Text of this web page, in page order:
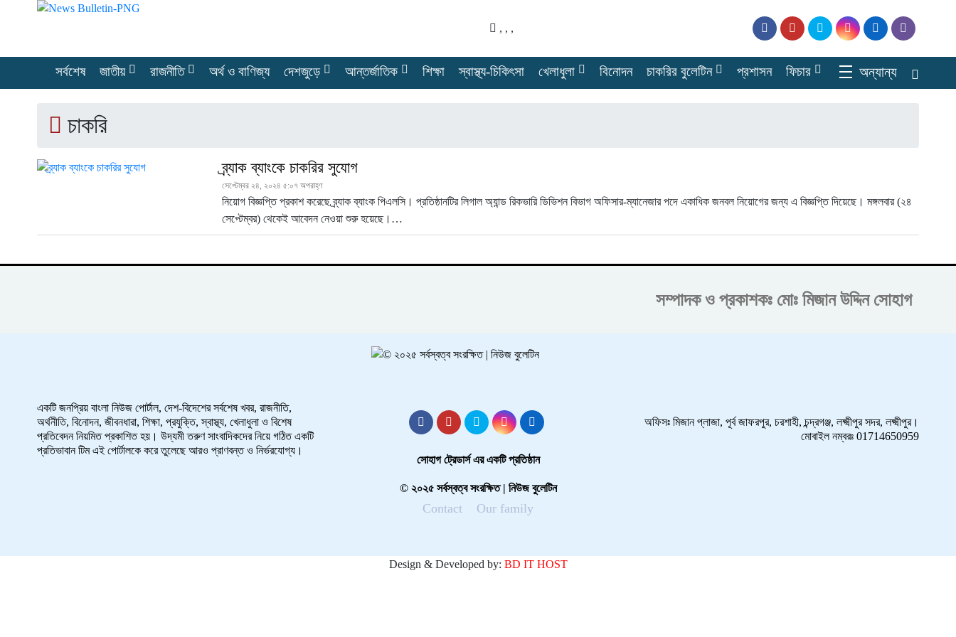
, , ,
সর্বশেষ জাতীয় রাজনীতি অর্থ ও বাণিজ্য দেশজুড়ে আন্তর্জাতিক শিক্ষা স্বাস্থ্য-চিকিৎসা খেলাধুলা বিনোদন চাকরির বুলেটিন প্রশাসন ফিচার অন্যান্য
চাকরি
ব্র্যাক ব্যাংকে চাকরির সুযোগ
সেপ্টেম্বর ২৪, ২০২৪ ৫:০৭ অপরাহ্ণ
নিয়োগ বিজ্ঞপ্তি প্রকাশ করেছে ব্র্যাক ব্যাংক পিএলসি। প্রতিষ্ঠানটির লিগাল অ্যান্ড রিকভারি ডিভিশন বিভাগ অফিসার-ম্যানেজার পদে একাধিক জনবল নিয়োগের জন্য এ বিজ্ঞপ্তি দিয়েছে। মঙ্গলবার (২৪
সেপ্টেম্বর) থেকেই আবেদন নেওয়া শুরু হয়েছে।…
সম্পাদক ও প্রকাশকঃ মোঃ মিজান উদ্দিন সোহাগ
একটি জনপ্রিয় বাংলা নিউজ পোর্টাল, দেশ-বিদেশের সর্বশেষ খবর, রাজনীতি,
অর্থনীতি, বিনোদন, জীবনধারা, শিক্ষা, প্রযুক্তি, স্বাস্থ্য, খেলাধুলা ও বিশেষ
প্রতিবেদন নিয়মিত প্রকাশিত হয়। উদ্যমী তরুণ সাংবাদিকদের নিয়ে গঠিত একটি
প্রতিভাবান টিম এই পোর্টালকে করে তুলেছে আরও প্রাণবন্ত ও নির্ভরযোগ্য।
সোহাগ ট্রেডার্স এর একটি প্রতিষ্ঠান
© ২০২৫ সর্বস্বত্ব সংরক্ষিত | নিউজ বুলেটিন
Contact Our family
অফিসঃ মিজান প্লাজা, পূর্ব জাফরপুর, চরশাহী, চন্দ্রগঞ্জ, লক্ষ্মীপুর সদর, লক্ষ্মীপুর।
মোবাইল নম্বরঃ 01714650959
Design & Developed by: BD IT HOST